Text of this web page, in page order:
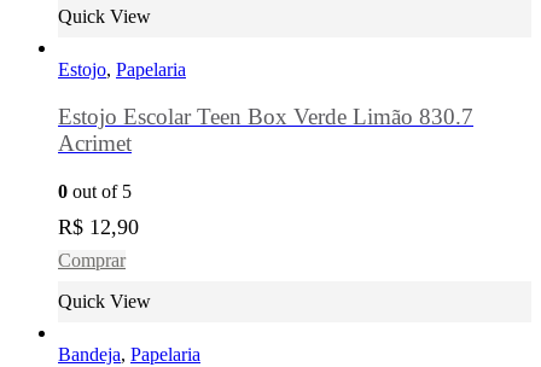
Quick View
Estojo, Papelaria
Estojo Escolar Teen Box Verde Limão 830.7
Acrimet
0 out of 5
R$ 12,90
Comprar
Quick View
Bandeja, Papelaria